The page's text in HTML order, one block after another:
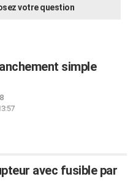
votre question
simple
avec fusible par